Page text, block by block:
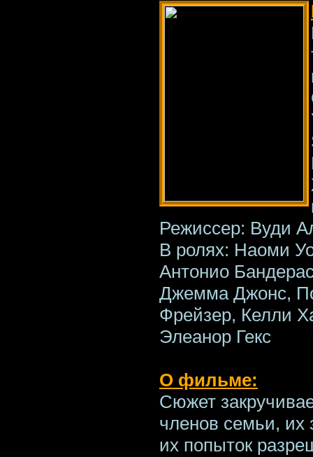
Режиссер: Вуди
В ролях: Наоми
Антонио
Джемма Джонс,
Фрейзер, Келли
Элеанор Гекс
О фильме:
Сюжет
членов семьи, их
их попыток